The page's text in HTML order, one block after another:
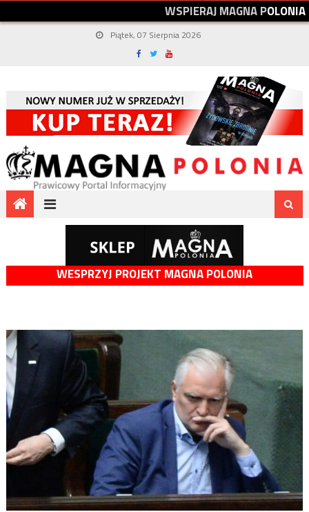
WSPIERAJMAGNAPOLONIA
Piątek, 07 Sierpnia 2026
WESPRZYJ PROJEKT MAGNA POLONIA